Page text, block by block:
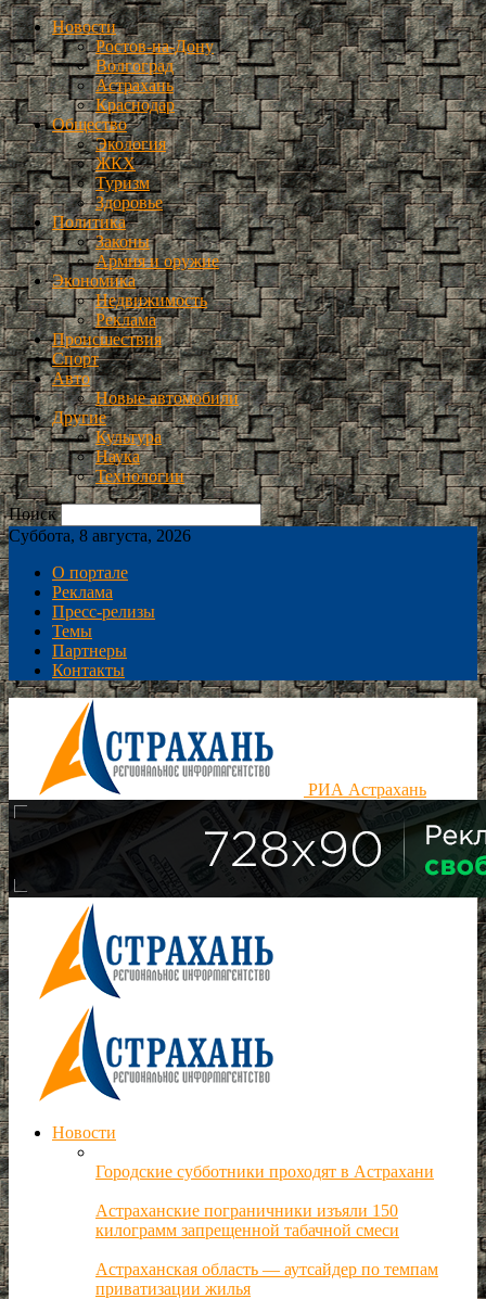
Новости
Ростов-на-Дону
Волгоград
Астрахань
Краснодар
Общество
Экология
ЖКХ
Туризм
Здоровье
Политика
Законы
Армия и оружие
Экономика
Недвижимость
Реклама
Происшествия
Спорт
Авто
Новые автомобили
Другие
Культура
Наука
Технологии
Поиск
Суббота, 8 августа, 2026
О портале
Реклама
Пресс-релизы
Темы
Партнеры
Контакты
РИА Астрахань
Новости
Городские субботники проходят в Астрахани
Астраханские пограничники изъяли 150
килограмм запрещенной табачной смеси
Астраханская область — аутсайдер по темпам
приватизации жилья